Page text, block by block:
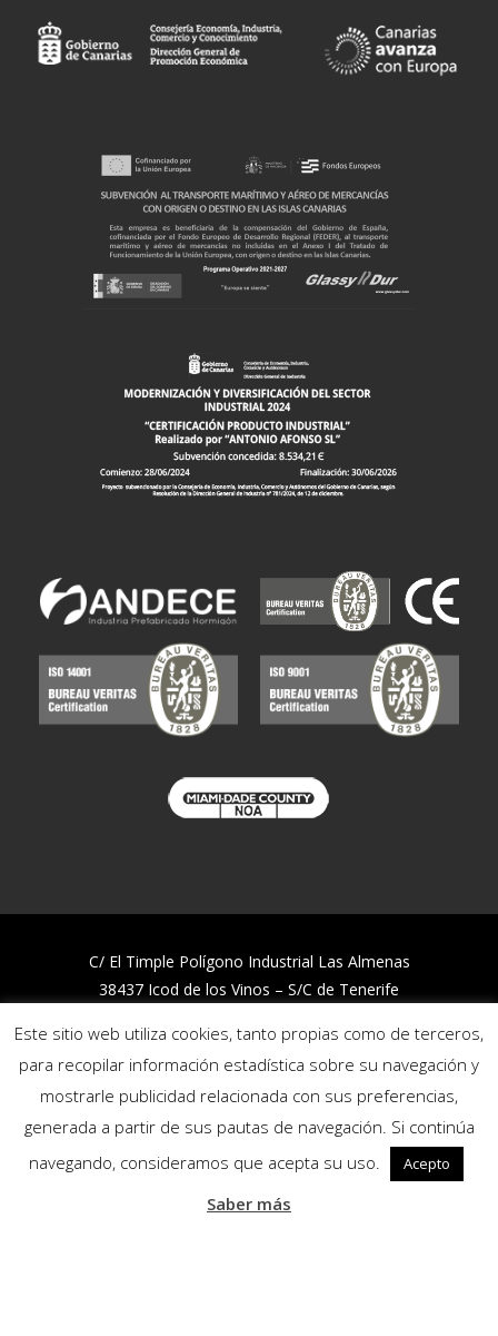
C/ El Timple Polígono Industrial Las Almenas
38437 Icod de los Vinos – S/C de Tenerife
Trabaja con nosotros
Política de Calidad y Medio Ambiente
Política de privacidad
Política de cookies
Este sitio web utiliza cookies, tanto propias como de terceros,
para recopilar información estadística sobre su navegación y
mostrarle publicidad relacionada con sus preferencias,
generada a partir de sus pautas de navegación. Si continúa
navegando, consideramos que acepta su uso.
Acepto
Saber más